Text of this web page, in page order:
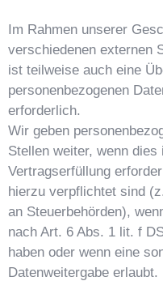
Im Rahmen unserer
verschiedenen externen
ist teilweise auch eine
personenbezogenen
erforderlich.
Wir geben
Stellen weiter, wenn dies
Vertragserfüllung
hierzu verpflichtet sind
an Steuerbehörden),
nach Art. 6 Abs. 1 lit. f
haben oder wenn eine
Datenweitergabe